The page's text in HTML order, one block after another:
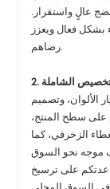
عالٍ واستقرار.
بشكل فعال ويعزز
الشاملة
الألوان، وتصميم
على سطح المنتج،
الزخرفي، كما
موجه نحو السوق
على ترسيخ